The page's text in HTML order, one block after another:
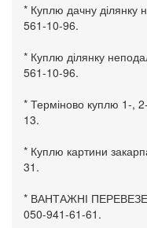
* Куплю дачну ділянку
561-10-96.
* Куплю ділянку
561-10-96.
* Терміново куплю 1-,
13.
* Куплю картини
31.
* ВАНТАЖНІ
050-941-61-61.